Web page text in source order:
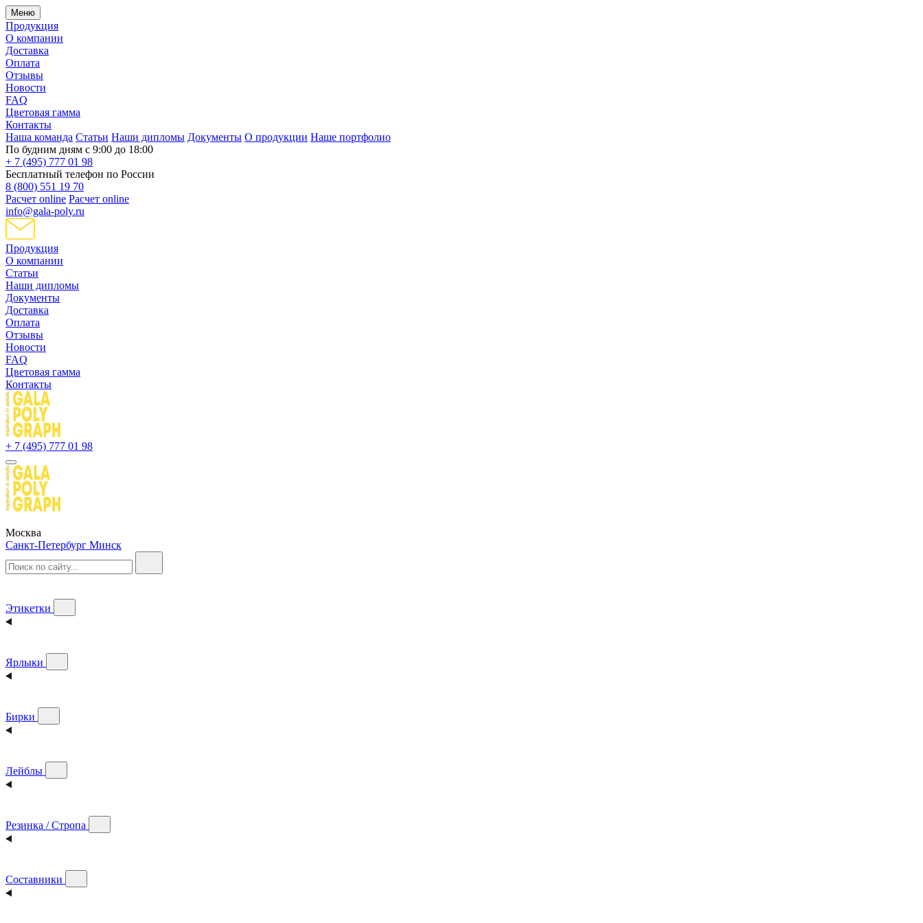
Меню
Продукция
О компании
Доставка
Оплата
Отзывы
Новости
FAQ
Цветовая гамма
Контакты
Наша команда Статьи Наши дипломы Документы О продукции Наше портфолио
По будним дням с 9:00 до 18:00
+ 7 (495) 777 01 98
Бесплатный телефон по России
8 (800) 551 19 70
Расчет online Расчет online
info@gala-poly.ru
Продукция
О компании
Статьи
Наши дипломы
Документы
Доставка
Оплата
Отзывы
Новости
FAQ
Цветовая гамма
Контакты
+ 7 (495) 777 01 98
Москва
Санкт-Петербург Минск
Этикетки
Ярлыки
Бирки
Лейблы
Резинка / Стропа
Составники